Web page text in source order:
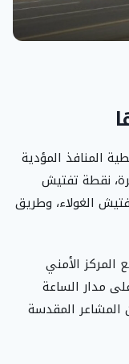
المنافذ المؤدية
نقطة تفتيش
الغولاء، وطريق
الأمني
مدار الساعة
المقدسة